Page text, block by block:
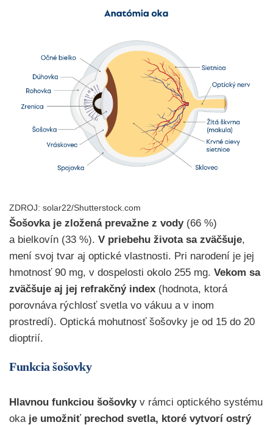
ZDROJ: solar22/Shutterstock.com
Šošovka je zložená prevažne z vody(66 %)
a bielkovín (33 %). V priebehu života sa zväčšuje,
mení svoj tvar aj optické vlastnosti. Pri narodení je jej
hmotnosť 90 mg, v dospelosti okolo 255 mg. Vekom sa
zväčšuje aj jej refrakčný index (hodnota, ktorá
porovnáva rýchlosť svetla vo vákuu a v inom
prostredí). Optická mohutnosť šošovky je od 15 do 20
dioptrií.
Funkcia šošovky
Hlavnou funkciou šošovkyv rámci optického systému
oka je umožniť prechod svetla, ktoré vytvorí ostrý